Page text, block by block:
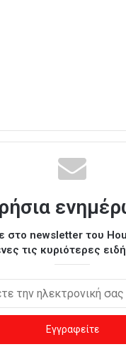
στο newsletter του
τις κυριότερες